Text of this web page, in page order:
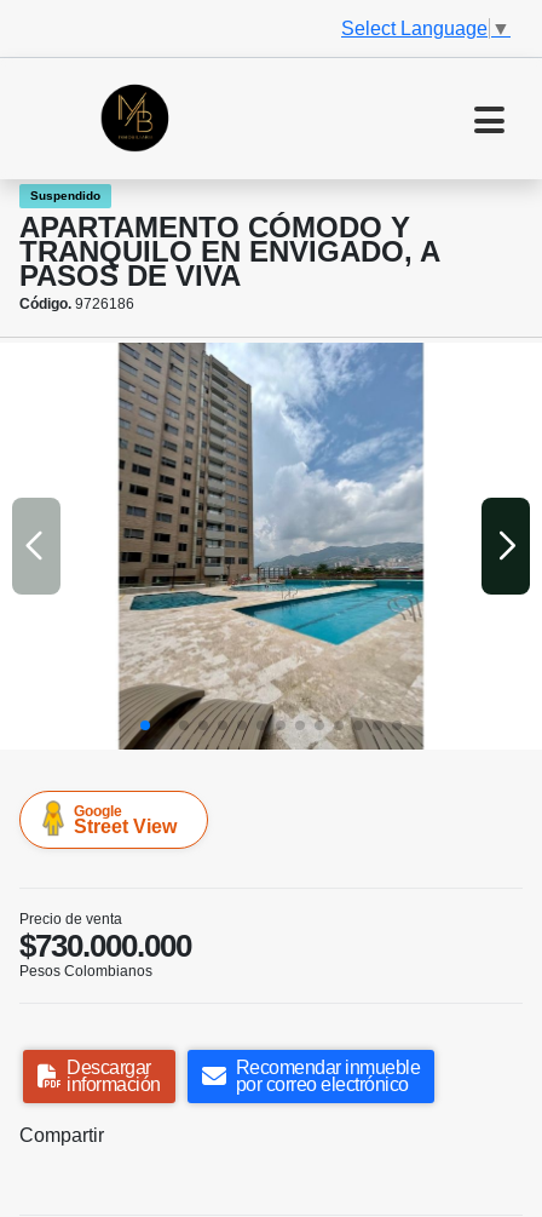
Select Language ▼
Suspendido
APARTAMENTO CÓMODO Y
TRANQUILO EN ENVIGADO, A
PASOS DE VIVA
Código. 9726186
Google
Street View
Precio de venta
$730.000.000
Pesos Colombianos
Descargar
información
Recomendar inmueble
por correo electrónico
Compartir